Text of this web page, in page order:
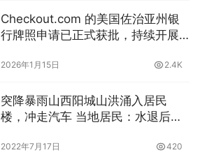
Checkout.com 的美国佐治亚州银
行牌照申请已正式获批，持续开展
2026年1月15日 2.4K
突降暴雨山西阳城山洪涌入居民
楼，冲走汽车 当地居民：水退后泥
2022年7月17日 420